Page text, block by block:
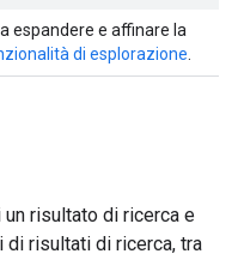
espandere e affinare la
di esplorazione
risultato di ricerca e
di risultati di ricerca, tra